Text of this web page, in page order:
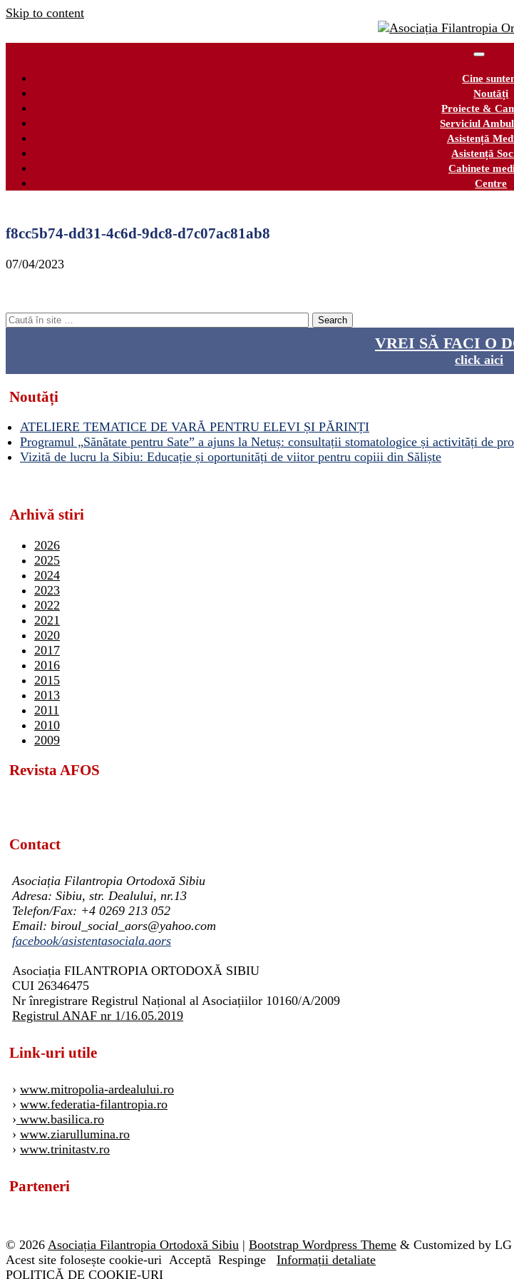
Skip to content
Cine
Noutăți
Proiecte &
Serviciul
Asistență
Asistență
Cabinete
Centre
f8cc5b74-dd31-4c6d-9dc8-d7c07ac81ab8
07/04/2023
VREI SĂ FACI O
click aici
Noutăți
ATELIERE TEMATICE DE VARĂ PENTRU ELEVI ȘI PĂRINȚI
Programul „Sănătate pentru Sate” a ajuns la Netuș: consultații stomatologice și activități de
Vizită de lucru la Sibiu: Educație și oportunități de viitor pentru copiii din Săliște
Arhivă stiri
2026
2025
2024
2023
2022
2021
2020
2017
2016
2015
2013
2011
2010
2009
Revista AFOS
Contact
Asociația Filantropia Ortodoxă Sibiu
Adresa: Sibiu, str. Dealului, nr.13
Telefon/Fax: +4 0269 213 052
Email: biroul_social_aors@yahoo.com
facebook/asistentasociala.aors
Asociația FILANTROPIA ORTODOXĂ SIBIU
CUI 26346475
Nr înregistrare Registrul Național al Asociațiilor 10160/A/2009
Registrul ANAF nr 1/16.05.2019
Link-uri utile
› www.mitropolia-ardealului.ro
› www.federatia-filantropia.ro
› www.basilica.ro
› www.ziarullumina.ro
› www.trinitastv.ro
Parteneri
© 2026 Asociația Filantropia Ortodoxă Sibiu | Bootstrap Wordpress Theme & Customized by LG
Acest site folosește cookie-uri Acceptă Respinge
Informații detaliate
POLITICĂ DE COOKIE-URI